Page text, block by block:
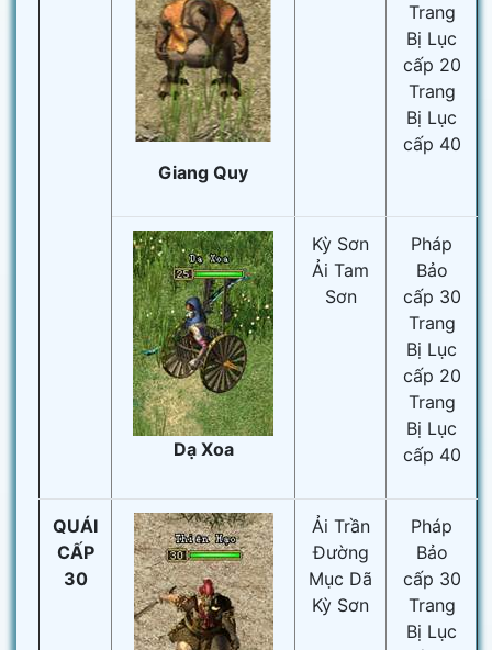
Giang Quy
Trang
Bị Lục
cấp 20
Trang
Bị Lục
cấp 40
Dạ Xoa
Kỳ Sơn
Ải Tam
Sơn
Pháp
Bảo
cấp 30
Trang
Bị Lục
cấp 20
Trang
Bị Lục
cấp 40
QUÁI
CẤP
30
Ải Trần
Đường
Mục Dã
Kỳ Sơn
Pháp
Bảo
cấp 30
Trang
Bị Lục